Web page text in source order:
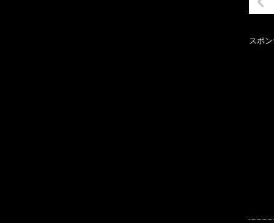
スポ